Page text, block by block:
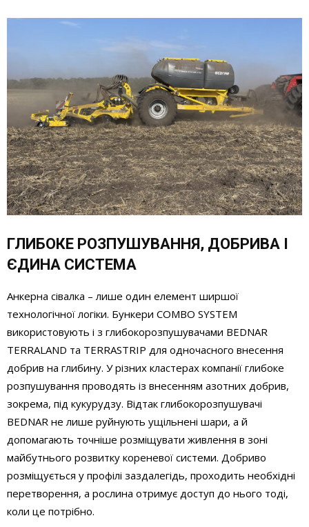
ГЛИБОКЕ РОЗПУШУВАННЯ, ДОБРИВА І
ЄДИНА СИСТЕМА
Анкерна сівалка – лише один елемент ширшої
технологічної логіки. Бункери COMBO SYSTEM
використовують і з глибокорозпушувачами BEDNAR
TERRALAND та TERRASTRIP для одночасного внесення
добрив на глибину. У різних кластерах компанії глибоке
розпушування проводять із внесенням азотних добрив,
зокрема, під кукурудзу. Відтак глибокорозпушувачі
BEDNAR не лише руйнують ущільнені шари, а й
допомагають точніше розміщувати живлення в зоні
майбутнього розвитку кореневої системи. Добриво
розміщується у профілі заздалегідь, проходить необхідні
перетворення, а рослина отримує доступ до нього тоді,
коли це потрібно.